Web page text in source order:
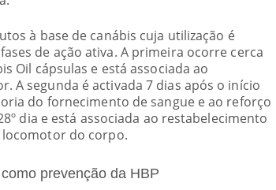
à base de canábis cuja utilização é
de ação ativa. A primeira ocorre cerca
Oil cápsulas e está associada ao
A segunda é activada 7 dias após o início
do fornecimento de sangue e ao reforço
dia e está associada ao restabelecimento
do corpo.
prevenção da HBP